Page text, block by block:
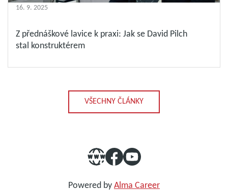
16. 9. 2025
Z přednáškové lavice k praxi: Jak se David Pilch
stal konstruktérem
VŠECHNY ČLÁNKY
Powered by Alma Career